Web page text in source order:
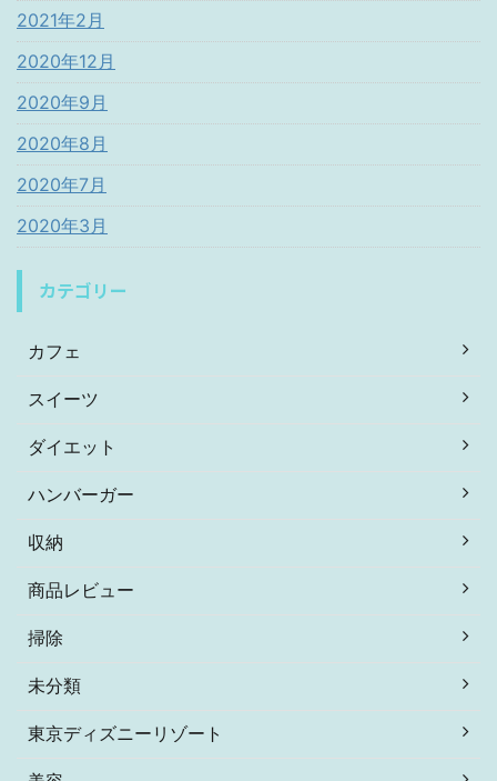
2021年2月
2020年12月
2020年9月
2020年8月
2020年7月
2020年3月
カテゴリー
カフェ
スイーツ
ダイエット
ハンバーガー
収納
商品レビュー
掃除
未分類
東京ディズニーリゾート